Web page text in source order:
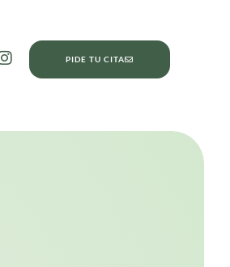
PIDE TU CITA